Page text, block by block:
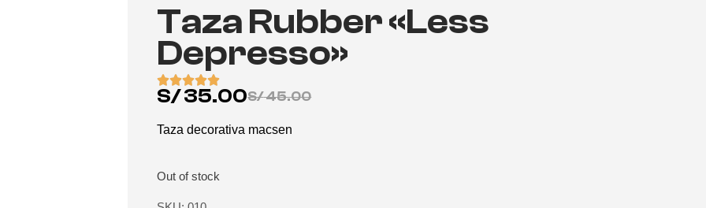
Taza Rubber «Less
Depresso»
S/45.00
S/35.00
Taza decorativa macsen
Out of stock